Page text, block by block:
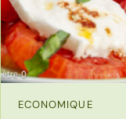
ECONOMIQUE